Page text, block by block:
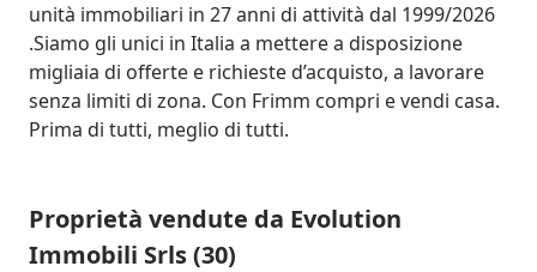
unità immobiliari in 27 anni di attività dal 1999/2026
.Siamo gli unici in Italia a mettere a disposizione
migliaia di offerte e richieste d’acquisto, a lavorare
senza limiti di zona. Con Frimm compri e vendi casa.
Prima di tutti, meglio di tutti.
Proprietà vendute da Evolution
Immobili Srls (30)